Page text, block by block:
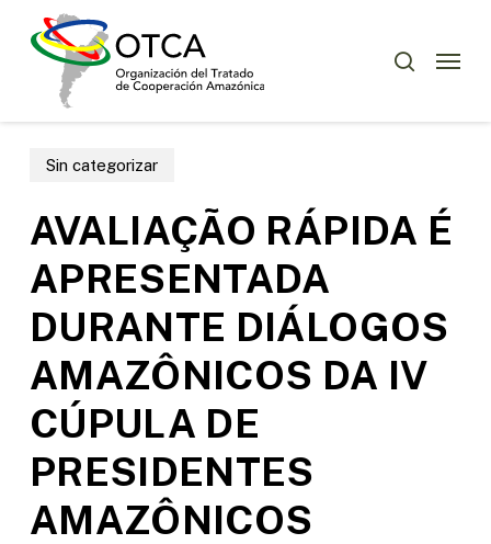
Menu
Sin categorizar
AVALIAÇÃO RÁPIDA É
APRESENTADA
DURANTE DIÁLOGOS
AMAZÔNICOS DA IV
CÚPULA DE
PRESIDENTES
AMAZÔNICOS